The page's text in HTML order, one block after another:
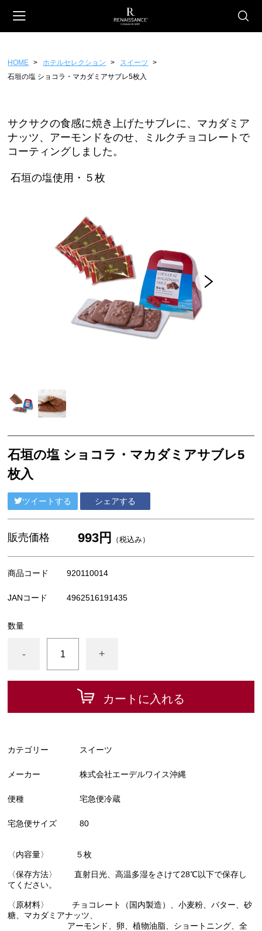
会員登録 マイページ カート
ホテルオリジナル
スイーツ
ファッション
雑貨
ギフトチケット
ホテルセレクション
グッドバリューセット
ココガーデンオリジナル
コンディショニング
ビューティー ＆ ヘルスケア
フレグランス
SLEEP
HOME ホテルセレクション
スイーツ
石垣の塩 ショコラ・マカダミアサブレ5枚入
サクサクの食感に焼き上げたサブレに、マカダミア
ナッツ、アーモンドをのせ、ミルクチョコレートで
コーティングしました。
石垣の塩使用・５枚
石垣の塩 ショコラ・マカダミアサブレ5
枚入
ツイートする シェアする
販売価格 993円 （税込み）
商品コード 920110014
JANコード 4962516191435
数量
- +
カートに入れる
カテゴリー スイーツ
メーカー 株式会社エーデルワイス沖縄
便種 宅急便冷蔵
宅急便サイズ 80
〈内容量〉 ５枚
〈保存方法〉 直射日光、高温多湿をさけて28℃以下で保存し
てください。
〈原材料〉 チョコレート（国内製造）、小麦粉、バター、砂
糖、マカダミアナッツ、
アーモンド、卵、植物油脂、ショートニング、全